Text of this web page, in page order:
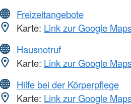
Freizeitangebote
Karte: Link zur Google
Hausnotruf
Karte: Link zur Google
Hilfe bei der Körperpflege
Karte: Link zur Google